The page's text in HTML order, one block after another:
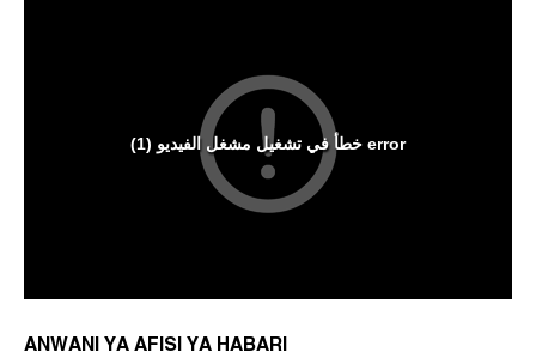
ANWANI YA AFISI YA HABARI